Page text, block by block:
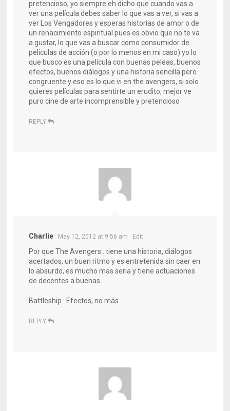
pretencioso, yo siempre eh dicho que cuando vas a
ver una película debes saber lo que vas a ver, si vas a
ver Los Vengadores y esperas historias de amor o de
un renacimiento espiritual pues es obvio que no te va
a gustar, lo que vas a buscar como consumidor de
películas de acción (o por lo menos en mi caso) yo lo
que busco es una película con buenas peleas, buenos
efectos, buenos diálogos y una historia sencilla pero
congruente y eso es lo que vi en the avengers, si solo
quieres películas para sentirte un erudito, mejor ve
puro cine de arte incomprensible y pretencioso
REPLY
Charlie May 12, 2012 at 9:56 am · Edit
Por que The Avengers.. tiene una historia, diálogos
acertados, un buen ritmo y es entretenida sin caer en
lo absurdo, es mucho mas seria y tiene actuaciones
de decentes a buenas…
Battleship : Efectos, no más.
REPLY